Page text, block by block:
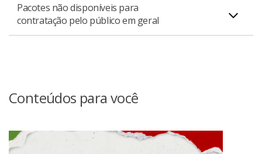
Tabela de serviços vigentes a partir de 01/06/2026
Pacotes não disponíveis para
contratação pelo público em geral
Conteúdos para você